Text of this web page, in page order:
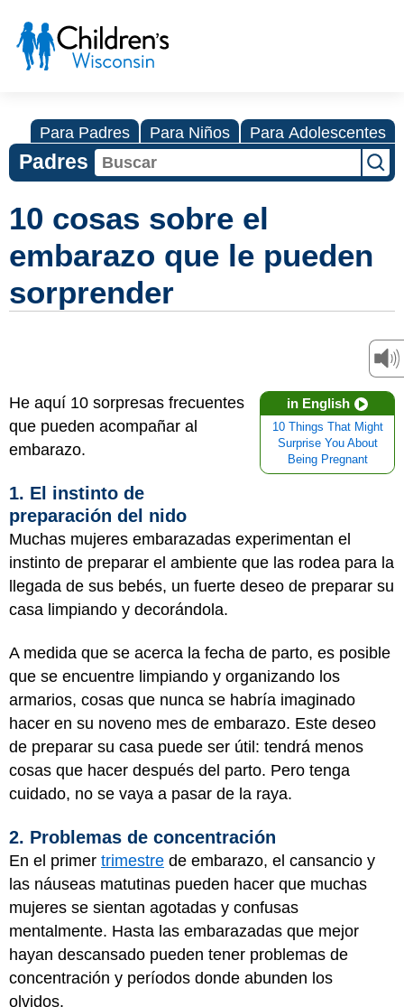
Para Padres Para Niños Para Adolescentes
Padres
10 cosas sobre el
embarazo que le pueden
sorprender
in English
10 Things That Might
Surprise You About
Being Pregnant
He aquí 10 sorpresas frecuentes
que pueden acompañar al
embarazo.
1. El instinto de
preparación del nido
Muchas mujeres embarazadas experimentan el
instinto de preparar el ambiente que las rodea para la
llegada de sus bebés, un fuerte deseo de preparar su
casa limpiando y decorándola.
A medida que se acerca la fecha de parto, es posible
que se encuentre limpiando y organizando los
armarios, cosas que nunca se habría imaginado
hacer en su noveno mes de embarazo. Este deseo
de preparar su casa puede ser útil: tendrá menos
cosas que hacer después del parto. Pero tenga
cuidado, no se vaya a pasar de la raya.
2. Problemas de concentración
En el primer trimestre de embarazo, el cansancio y
las náuseas matutinas pueden hacer que muchas
mujeres se sientan agotadas y confusas
mentalmente. Hasta las embarazadas que mejor
hayan descansado pueden tener problemas de
concentración y períodos donde abunden los
olvidos.